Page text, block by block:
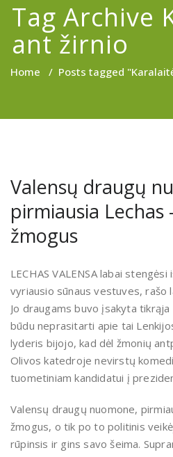
Tag Archive
ant žirnio
Home / Posts tagged
Valensų draugų
pirmiausia
žmogus
LECHAS VALENSA labai
vyriausio sūnaus vestuves, rašo
Jo draugams buvo įsakyta
būdu neprasitarti apie tai
lyderis bijojo, kad dėl žmonių
Olivos katedroje nevirstų
tuometiniam kandidatui į
Valensų draugų nuomone,
žmogus, o tik po to politinis
rūpinsis ir gins savo šeima.